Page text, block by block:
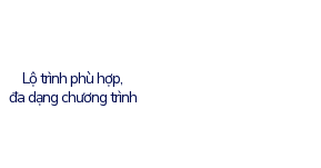
Lộ trình phù hợp,
đa dạng chương trình